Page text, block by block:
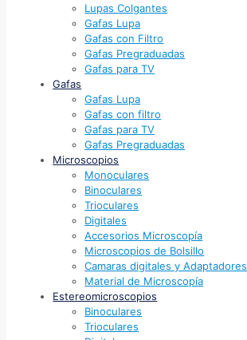
Lupas Colgantes
Gafas Lupa
Gafas con Filtro
Gafas Pregraduadas
Gafas para TV
Gafas
Gafas Lupa
Gafas con filtro
Gafas para TV
Gafas Pregraduadas
Microscopios
Monoculares
Binoculares
Trioculares
Digitales
Accesorios Microscopía
Microscopios de Bolsillo
Camaras digitales y Adaptadores
Material de Microscopía
Estereomicroscopios
Binoculares
Trioculares